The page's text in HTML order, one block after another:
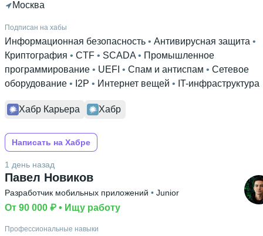
Москва
Подписан на хабы
Информационная безопасность • Антивирусная защита
Криптография • CTF • SCADA • Промышленное
программирование • UEFI • Спам и антиспам • Сетевое
оборудование • I2P • Интернет вещей • IT-инфраструктура
Хабр Карьера Хабр
Написать на Хабре
Павел Новиков
1 день назад
Разработчик мобильных приложений • Junior
От 90 000 ₽ • Ищу работу
Профессиональные навыки